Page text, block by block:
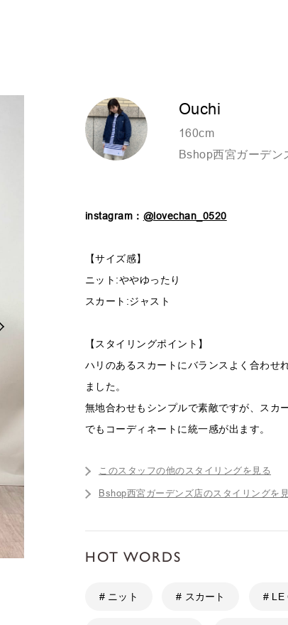
Ouchi
160cm
Bshop西宮ガーデン
instagram： @lovechan_0520
【サイズ感】
ニット:ややゆったり
スカート:ジャスト
【スタイリングポイント】
ハリのあるスカートにバランスよく合わせ
ました。
無地合わせもシンプルで素敵ですが、スカ
でもコーディネートに統一感が出ます。
このスタッフの他のスタイリングを見る
Bshop西宮ガーデンズ店のスタイリングを
HOT WORDS
# ニット # スカート # LE